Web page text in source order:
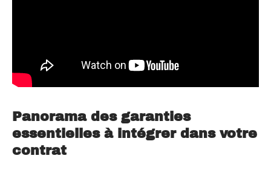
Panorama des garanties
essentielles à intégrer dans votre
contrat